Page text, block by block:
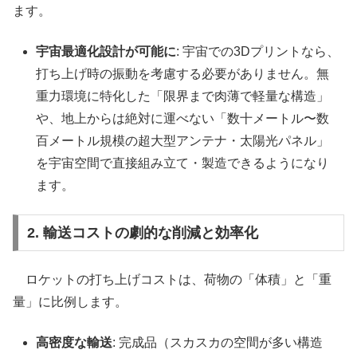
ます。
宇宙最適化設計が可能に: 宇宙での3Dプリントなら、
打ち上げ時の振動を考慮する必要がありません。無
重力環境に特化した「限界まで肉薄で軽量な構造」
や、地上からは絶対に運べない「数十メートル〜数
百メートル規模の超大型アンテナ・太陽光パネル」
を宇宙空間で直接組み立て・製造できるようになり
ます。
2. 輸送コストの劇的な削減と効率化
ロケットの打ち上げコストは、荷物の「体積」と「重
量」に比例します。
高密度な輸送: 完成品（スカスカの空間が多い構造